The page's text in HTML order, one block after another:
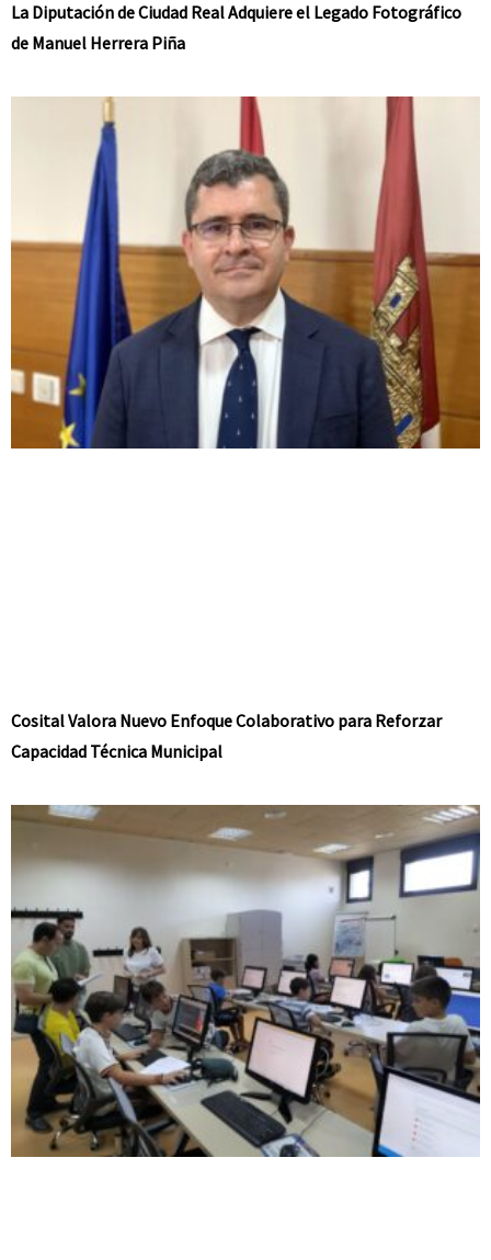
La Diputación de Ciudad Real Adquiere el Legado Fotográfico
de Manuel Herrera Piña
Cosital Valora Nuevo Enfoque Colaborativo para Reforzar
Capacidad Técnica Municipal